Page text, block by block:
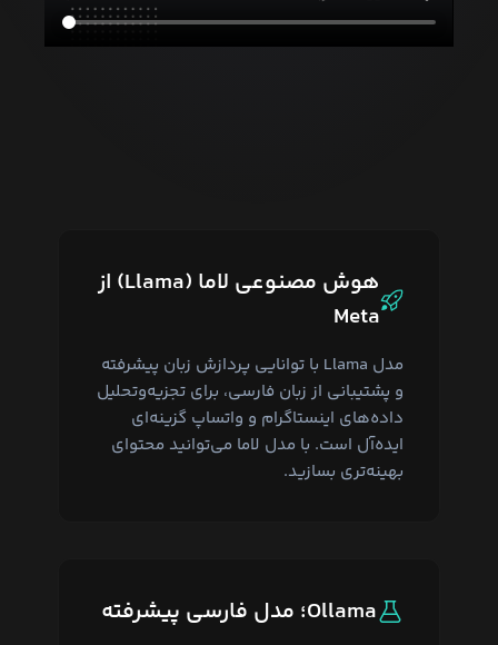
هوش مصنوعی لاما (Llama) از
Meta
مدل Llama با توانایی پردازش زبان پیشرفته
و پشتیبانی از زبان فارسی، برای تجزیه‌وتحلیل
داده‌های اینستاگرام و واتساپ گزینه‌ای
ایده‌آل است. با مدل لاما می‌توانید محتوای
بهینه‌تری بسازید.
Ollama؛ مدل فارسی پیشرفته